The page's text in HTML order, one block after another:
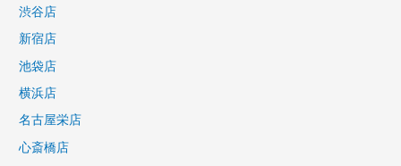
渋谷店
新宿店
池袋店
横浜店
名古屋栄店
心斎橋店